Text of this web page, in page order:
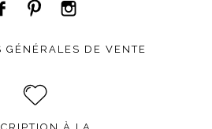
GÉNÉRALES DE VENTE